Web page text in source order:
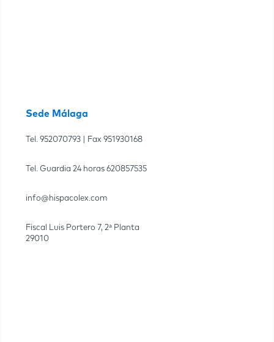
Sede Málaga
Tel. 952070793 | Fax 951930168
Tel. Guardia 24 horas 620857535
info@hispacolex.com
Fiscal Luis Portero 7, 2ª Planta
29010